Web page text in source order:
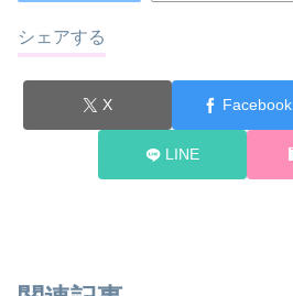
シェアする
X Facebook
LINE